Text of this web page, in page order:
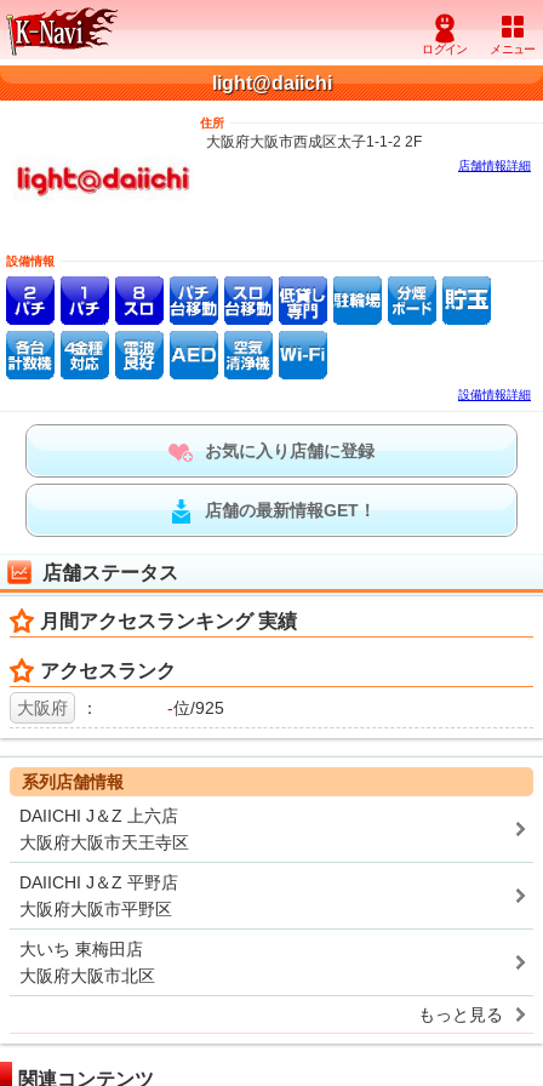
light@daiichi
住所
大阪府大阪市西成区太子1-1-2 2F
店舗情報詳細
設備情報
設備情報詳細
お気に入り店舗に登録
店舗の最新情報GET！
店舗ステータス
月間アクセスランキング 実績
アクセスランク
大阪府 ： -位/925
系列店舗情報
DAIICHI J＆Z 上六店
大阪府大阪市天王寺区
DAIICHI J＆Z 平野店
大阪府大阪市平野区
大いち 東梅田店
大阪府大阪市北区
もっと見る
関連コンテンツ